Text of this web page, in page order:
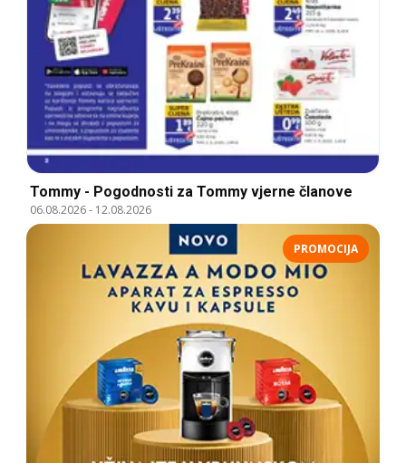
Tommy - Pogodnosti za Tommy vjerne članove
06.08.2026- 12.08.2026
PROMOCIJA